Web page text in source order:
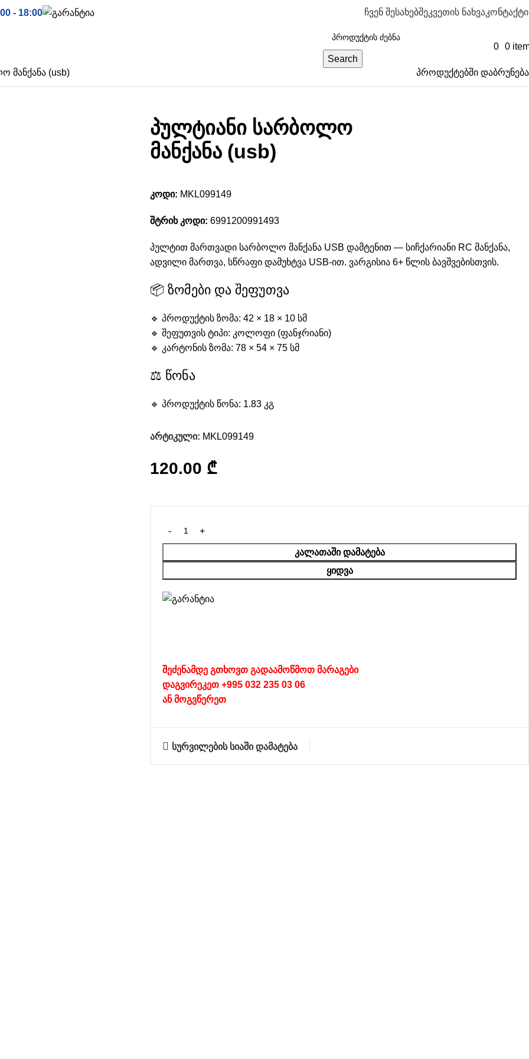
- 18:00 ჩვენ შესახებშეკვეთის ნახვაკონტაქტი
Search
0 0
მანქანა (usb) პროდუქტებში დაბრუნება
პულტიანი სარბოლო
მანქანა (usb)
კოდი: MKL099149
შტრიხ კოდი: 6991200991493
პულტით მართვადი სარბოლო მანქანა USB დამტენით — სიჩქარიანი RC მანქანა,
ადვილი მართვა, სწრაფი დამუხტვა USB-ით. ვარგისია 6+ წლის ბავშვებისთვის.
📦 ზომები და შეფუთვა
🔹 პროდუქტის ზომა: 42 × 18 × 10 სმ
🔹 შეფუთვის ტიპი: კოლოფი (ფანჯრიანი)
🔹 კარტონის ზომა: 78 × 54 × 75 სმ
⚖️ წონა
🔹 პროდუქტის წონა: 1.83 კგ
არტიკული: MKL099149
120.00 ₾
ᲙᲐᲚᲐᲗᲐᲨᲘ ᲓᲐᲛᲐᲢᲔᲑᲐ
ᲧᲘᲓᲕᲐ
შეძენამდე გთხოვთ გადაამოწმოთ მარაგები
დაგვირეკეთ +995 032 235 03 06
ანმოგვწერეთ
სურვილების სიაში დამატება